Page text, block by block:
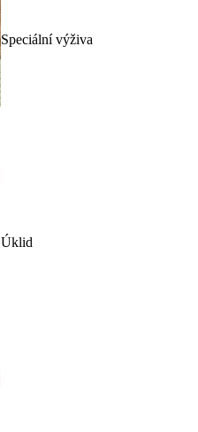
Speciální výživa
Úklid